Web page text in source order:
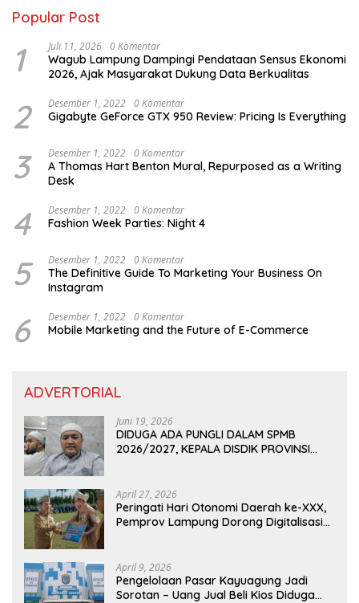
Popular Post
1 Juli 11, 2026 0 Komentar
Wagub Lampung Dampingi Pendataan Sensus Ekonomi
2026, Ajak Masyarakat Dukung Data Berkualitas
2 Desember 1, 2022 0 Komentar
Gigabyte GeForce GTX 950 Review: Pricing Is Everything
3 Desember 1, 2022 0 Komentar
A Thomas Hart Benton Mural, Repurposed as a Writing
Desk
4 Desember 1, 2022 0 Komentar
Fashion Week Parties: Night 4
5 Desember 1, 2022 0 Komentar
The Definitive Guide To Marketing Your Business On
Instagram
6 Desember 1, 2022 0 Komentar
Mobile Marketing and the Future of E-Commerce
ADVERTORIAL
Juni 19, 2026
DIDUGA ADA PUNGLI DALAM SPMB
2026/2027, KEPALA DISDIK PROVINSI
April 27, 2026
Peringati Hari Otonomi Daerah ke-XXX,
Pemprov Lampung Dorong Digitalisasi
April 9, 2026
Pengelolaan Pasar Kayuagung Jadi
Sorotan – Uang Jual Beli Kios Diduga